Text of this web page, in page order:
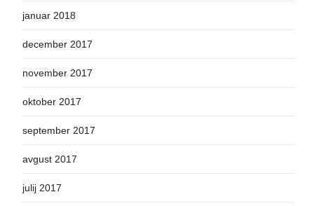
januar 2018
december 2017
november 2017
oktober 2017
september 2017
avgust 2017
julij 2017